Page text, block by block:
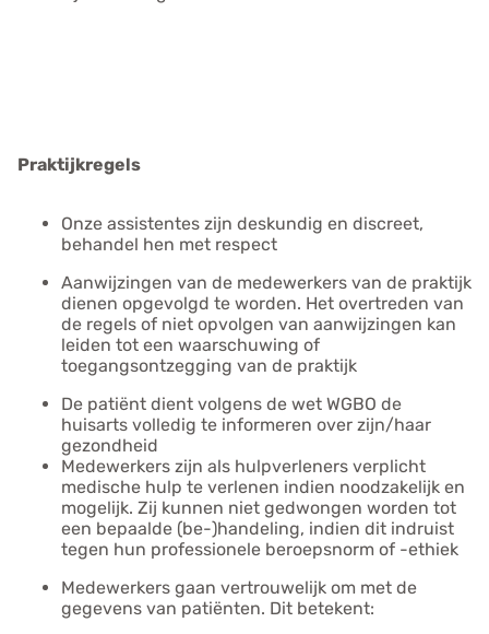
Praktijkregels
Onze assistentes zijn deskundig en discreet,
behandel hen met respect
Aanwijzingen van de medewerkers van de praktijk
dienen opgevolgd te worden. Het overtreden van
de regels of niet opvolgen van aanwijzingen kan
leiden tot een waarschuwing of
toegangsontzegging van de praktijk
De patiënt dient volgens de wet WGBO de
huisarts volledig te informeren over zijn/haar
gezondheid
Medewerkers zijn als hulpverleners verplicht
medische hulp te verlenen indien noodzakelijk en
mogelijk. Zij kunnen niet gedwongen worden tot
een bepaalde (be-)handeling, indien dit indruist
tegen hun professionele beroepsnorm of -ethiek
Medewerkers gaan vertrouwelijk om met de
gegevens van patiënten. Dit betekent: